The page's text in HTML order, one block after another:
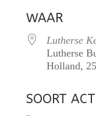
WAAR
Lutherse
Lutherse
Holland,
SOORT